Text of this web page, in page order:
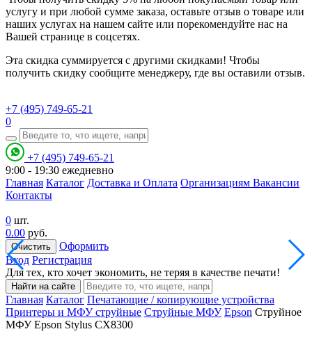
услугу и при любой сумме заказа, оставьте отзыв о товаре или
наших услугах на нашем сайте или порекомендуйте нас на
Вашей странице в соцсетях.
Эта скидка суммируется с другими скидками! Чтобы
получить скидку сообщите менеджеру, где вы оставили отзыв.
+7 (495) 749-65-21
0
+7 (495) 749-65-21
9:00 - 19:30 ежедневно
Главная Каталог Доставка и Оплата Организациям Вакансии
Контакты
0 шт.
0.00 руб.
Очистить
Оформить
Вход Регистрация
Для тех, кто хочет экономить, не теряя в качестве печати!
Найти на сайте
Главная Каталог Печатающие / копирующие устройства
Принтеры и МФУ струйные Струйные МФУ Epson Струйное
МФУ Epson Stylus CX8300